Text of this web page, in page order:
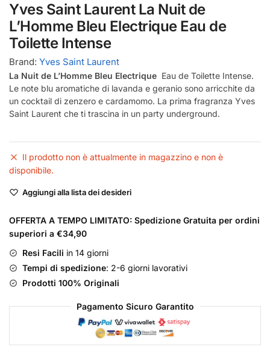
Yves Saint Laurent La Nuit de
L’Homme Bleu Electrique Eau de
Toilette Intense
Brand: Yves Saint Laurent
La Nuit de L’Homme Bleu Electrique Eau de Toilette Intense.
Le note blu aromatiche di lavanda e geranio sono arricchite da
un cocktail di zenzero e cardamomo. La prima fragranza Yves
Saint Laurent che ti trascina in un party underground.
Il prodotto non è attualmente in magazzino e non è
disponibile.
Aggiungi alla lista dei desideri
OFFERTA A TEMPO LIMITATO: Spedizione Gratuita per ordini
superiori a €34,90
Resi Facili in 14 giorni
Tempi di spedizione: 2-6 giorni lavorativi
Prodotti 100% Originali
Pagamento Sicuro Garantito